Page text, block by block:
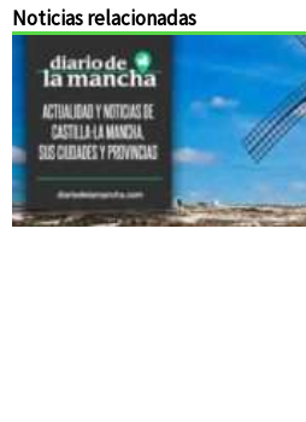
Noticias relacionadas